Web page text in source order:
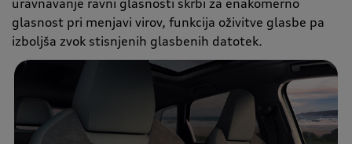
glasnost pri menjavi virov, funkcija oživitve glasbe pa
izboljša zvok stisnjenih glasbenih datotek.